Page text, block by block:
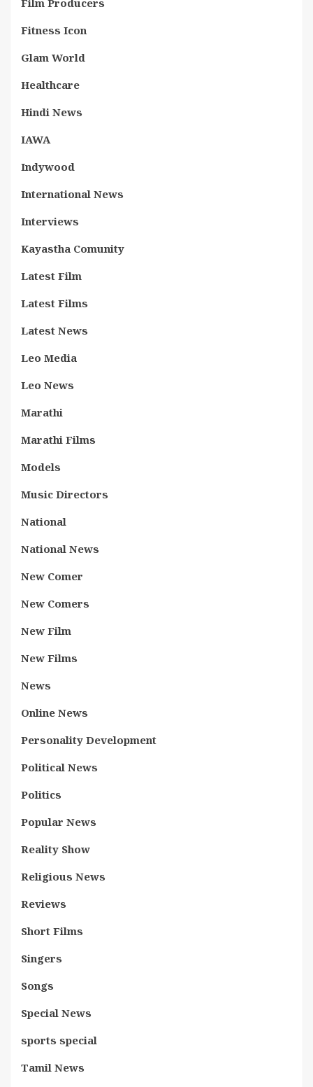
Film Producers
Fitness Icon
Glam World
Healthcare
Hindi News
IAWA
Indywood
International News
Interviews
Kayastha Comunity
Latest Film
Latest Films
Latest News
Leo Media
Leo News
Marathi
Marathi Films
Models
Music Directors
National
National News
New Comer
New Comers
New Film
New Films
News
Online News
Personality Development
Political News
Politics
Popular News
Reality Show
Religious News
Reviews
Short Films
Singers
Songs
Special News
sports special
Tamil News